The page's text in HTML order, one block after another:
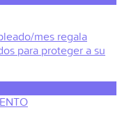
mes regala
para proteger a su